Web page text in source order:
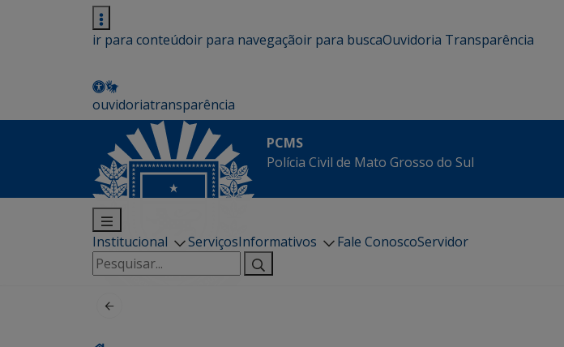
ir para conteúdoir para navegaçãoir para buscaOuvidoria Transparência
ouvidoriatransparência
PCMS
Polícia Civil de Mato Grosso do Sul
Institucional ServiçosInformativos Fale ConoscoServidor
Pesquisar
por: